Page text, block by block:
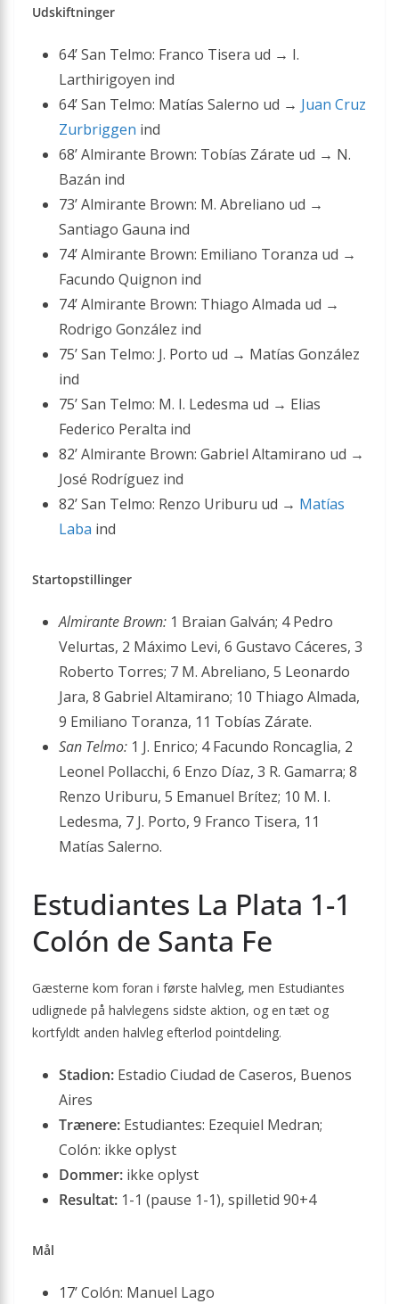
Udskiftninger
64’ San Telmo: Franco Tisera ud → I.
Larthirigoyen ind
64’ San Telmo: Matías Salerno ud → Juan Cruz
Zurbriggen ind
68’ Almirante Brown: Tobías Zárate ud → N.
Bazán ind
73’ Almirante Brown: M. Abreliano ud →
Santiago Gauna ind
74’ Almirante Brown: Emiliano Toranza ud →
Facundo Quignon ind
74’ Almirante Brown: Thiago Almada ud →
Rodrigo González ind
75’ San Telmo: J. Porto ud → Matías González
ind
75’ San Telmo: M. I. Ledesma ud → Elias
Federico Peralta ind
82’ Almirante Brown: Gabriel Altamirano ud →
José Rodríguez ind
82’ San Telmo: Renzo Uriburu ud → Matías
Laba ind
Startopstillinger
Almirante Brown: 1 Braian Galván; 4 Pedro
Velurtas, 2 Máximo Levi, 6 Gustavo Cáceres, 3
Roberto Torres; 7 M. Abreliano, 5 Leonardo
Jara, 8 Gabriel Altamirano; 10 Thiago Almada,
9 Emiliano Toranza, 11 Tobías Zárate.
San Telmo: 1 J. Enrico; 4 Facundo Roncaglia, 2
Leonel Pollacchi, 6 Enzo Díaz, 3 R. Gamarra; 8
Renzo Uriburu, 5 Emanuel Brítez; 10 M. I.
Ledesma, 7 J. Porto, 9 Franco Tisera, 11
Matías Salerno.
Estudiantes La Plata 1-1
Colón de Santa Fe
Gæsterne kom foran i første halvleg, men Estudiantes
udlignede på halvlegens sidste aktion, og en tæt og
kortfyldt anden halvleg efterlod pointdeling.
Stadion: Estadio Ciudad de Caseros, Buenos
Aires
Trænere: Estudiantes: Ezequiel Medran;
Colón: ikke oplyst
Dommer: ikke oplyst
Resultat: 1-1 (pause 1-1), spilletid 90+4
Mål
17’ Colón: Manuel Lago